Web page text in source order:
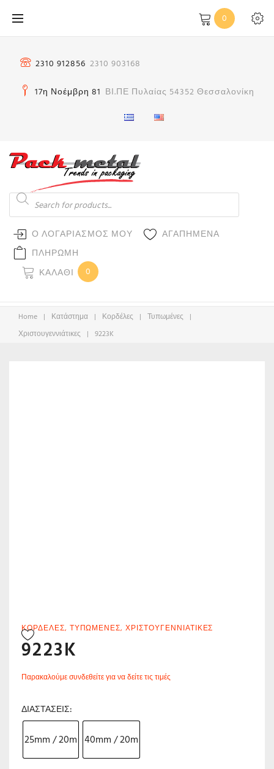
στο
0
2310 912856 2310 903168
17η Νοέμβρη 81 ΒΙ.ΠΕ Πυλαίας 54352 Θεσσαλονίκη
Products
search
Ο ΛΟΓΑΡΙΑΣΜΟΣ ΜΟΥ
ΑΓΑΠΗΜΕΝΑ
ΠΛΗΡΩΜΗ
ΚΑΛΆΘΙ
0
Home | Κατάστημα | Κορδέλες | Τυπωμένες |
Χριστουγεννιάτικες | 9223K
ΚΟΡΔΈΛΕΣ, ΤΥΠΩΜΈΝΕΣ,ΧΡΙΣΤΟΥΓΕΝΝΙΆΤΙΚΕΣ
9223K
Παρακαλούμε συνδεθείτε για να δείτε τις τιμές
ΔΙΑΣΤΆΣΕΙΣ
25mm / 20m 40mm / 20m